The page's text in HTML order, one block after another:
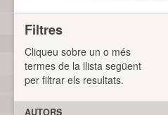
Filtres
Cliqueu sobre un o més
termes de la llista següent
per filtrar els resultats.
AUTORS